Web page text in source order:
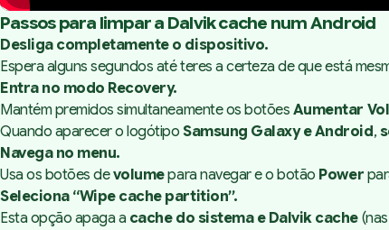
Passos para limpar a Dalvik cache num Android
Desliga completamente o dispositivo.
Espera alguns segundos até teres a certeza de que está
Entra no modo Recovery.
Mantém premidos simultaneamente os botões Aumentar
Quando aparecer o logótipoSamsung Galaxy e Android,
Navega no menu.
Usa os botões devolumepara navegar e o botão Power
Seleciona “Wipe cache partition”.
Esta opção apaga a cache do sistema e Dalvik cache